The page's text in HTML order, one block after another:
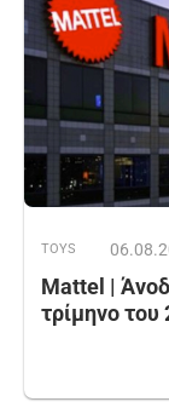
TOYS
Mattel |
τρίμηνο του